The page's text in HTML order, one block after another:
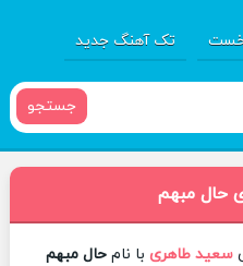
تک آهنگ جدید
جستجو
حال مبهم
سعید طاهری با نامحال مبهم